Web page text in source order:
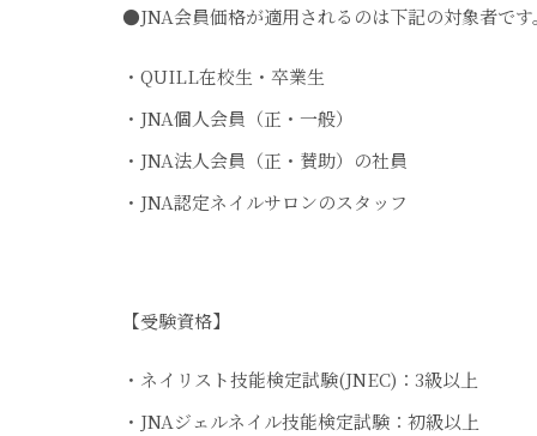
●JNA会員価格が適用されるのは下記の対象者です。
・QUILL在校生・卒業生
・JNA個人会員（正・一般）
・JNA法人会員（正・賛助）の社員
・JNA認定ネイルサロンのスタッフ
【受験資格】
・ネイリスト技能検定試験(JNEC)：3級以上
・JNAジェルネイル技能検定試験：初級以上